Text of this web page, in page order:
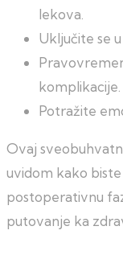
lekova.
Uključite se
komplikacije.
Potražite
Ovaj
uvidom kako
postoperativnu
putovanje ka